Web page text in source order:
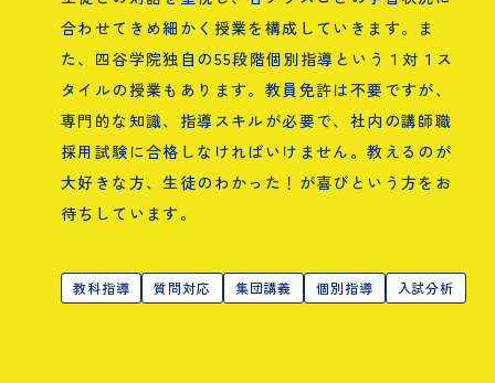
合わせてきめ細かく授業を構成していきます。ま
た、四谷学院独自の55段階個別指導という１対１ス
タイルの授業もあります。教員免許は不要ですが、
専門的な知識、指導スキルが必要で、社内の講師職
採用試験に合格しなければいけません。教えるのが
大好きな方、生徒のわかった！が喜びという方をお
待ちしています。
教科指導 質問対応 集団講義 個別指導 入試分析